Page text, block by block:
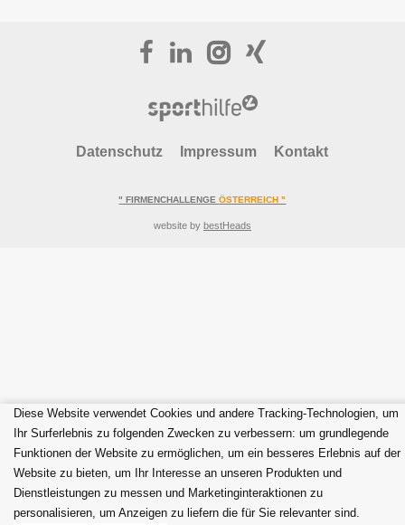
Diese Website verwendet Cookies und andere Tracking-Technologien, um
Ihr Surferlebnis zu folgenden Zwecken zu verbessern: um grundlegende
Funktionen der Website zu ermöglichen um ein besseres Erlebnis auf der
Website zu bieten um Ihr Interesse an unseren Produkten und
Dienstleistungen zu messen und Marketinginteraktionen zu
personalisieren um Anzeigen zu liefern die für Sie relevanter sind
Datenschutz Impressum Kontakt
" FIRMENCHALLENGEÖSTERREICH "
website by bestHeads